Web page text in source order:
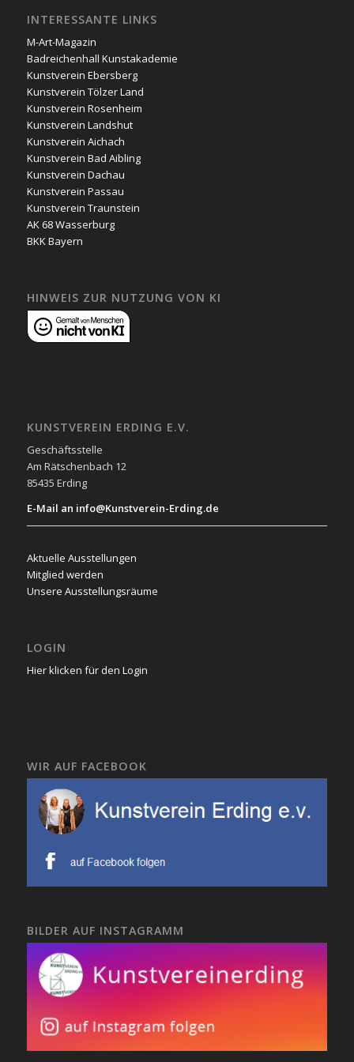
INTERESSANTE LINKS
M-Art-Magazin
Badreichenhall Kunstakademie
Kunstverein Ebersberg
Kunstverein Tölzer Land
Kunstverein Rosenheim
Kunstverein Landshut
Kunstverein Aichach
Kunstverein Bad Aibling
Kunstverein Dachau
Kunstverein Passau
Kunstverein Traunstein
AK 68 Wasserburg
BKK Bayern
HINWEIS ZUR NUTZUNG VON KI
KUNSTVEREIN ERDING E.V.
Geschäftsstelle
Am Rätschenbach 12
85435 Erding
E-Mail an info@Kunstverein-Erding.de
Aktuelle Ausstellungen
Mitglied werden
Unsere Ausstellungsräume
LOGIN
Hier klicken für den Login
WIR AUF FACEBOOK
BILDER AUF INSTAGRAMM